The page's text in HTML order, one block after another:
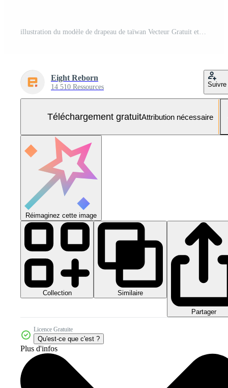
illustration du modèle de drapeau de taïwan Vecteur Gratuit et SVG Gratuit
Eight Reborn
14 510 Ressources Suivre
Téléchargement gratuitAttribution nécessaire
Réimaginez cette image
Collection Similaire
Partager
Licence Gratuite
Qu'est-ce que c'est ?
Plus d'infos